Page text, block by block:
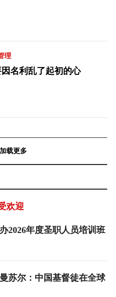
理
名利乱了起初的心
载更多
欢迎
2026年度圣职人员培训班
苏尔：中国基督徒在全球